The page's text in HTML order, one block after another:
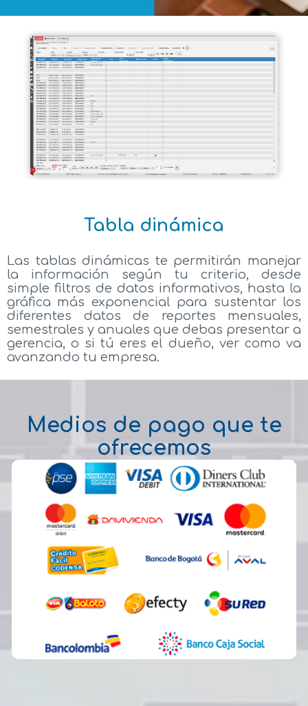
Tabla dinámica
Las tablas dinámicas te permitirán manejar
la información según tu criterio, desde
simple filtros de datos informativos, hasta la
gráfica más exponencial para sustentar los
diferentes datos de reportes mensuales,
semestrales y anuales que debas presentar a
gerencia, o si tú eres el dueño, ver como va
avanzando tu empresa.
Medios de pago que te
ofrecemos